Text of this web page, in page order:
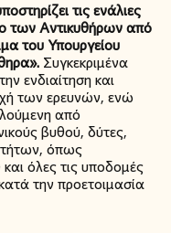
τις ενάλιες
των Αντικυθήρων από
του Υπουργείου
Συγκεκριμένα
ενδιαίτηση και
των ερευνών, ενώ
από
βυθού, δύτες,
όπως
όλες τις υποδομές
την προετοιμασία